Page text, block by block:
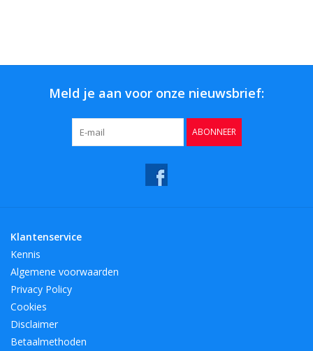
Meld je aan voor onze nieuwsbrief:
ABONNEER
Klantenservice
Kennis
Algemene voorwaarden
Privacy Policy
Cookies
Disclaimer
Betaalmethoden